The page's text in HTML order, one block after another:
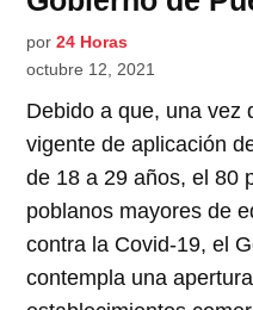
por 24 Horas
octubre 12, 2021
Debido a que, una vez
vigente de aplicación
de 18 a 29 años, el 80
poblanos mayores de
contra la Covid-19, el
contempla una